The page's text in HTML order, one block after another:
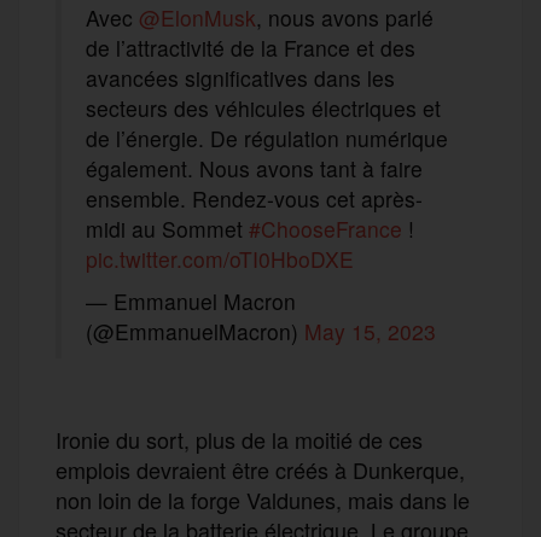
Avec @ElonMusk, nous avons parlé
de l’attractivité de la France et des
avancées significatives dans les
secteurs des véhicules électriques et
de l’énergie. De régulation numérique
également. Nous avons tant à faire
ensemble. Rendez-vous cet après-
midi au Sommet #ChooseFrance !
pic.twitter.com/oTI0HboDXE
— Emmanuel Macron
(@EmmanuelMacron) May 15, 2023
Ironie du sort, plus de la moitié de ces
emplois devraient être créés à Dunkerque,
non loin de la forge Valdunes, mais dans le
secteur de la batterie électrique. Le groupe